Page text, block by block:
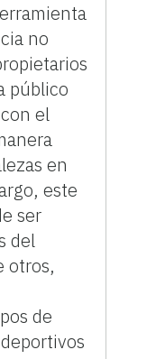
no
público
el
en
este
ser
del
otros,
de